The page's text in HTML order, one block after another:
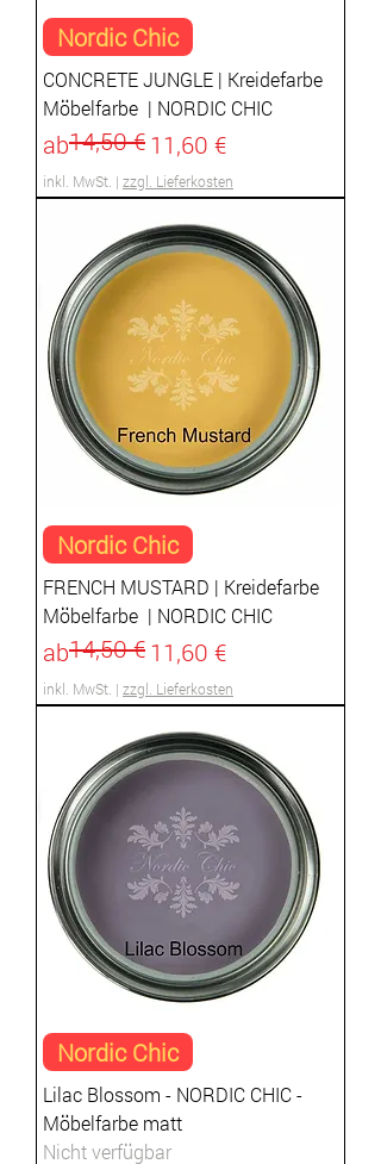
Nordic Chic
CONCRETE JUNGLE | Kreidefarbe
Möbelfarbe | NORDIC CHIC
ab
Standardpreis
14,50 €11,60 €
Sale-Preis
inkl. MwSt. | zzgl. Lieferkosten
Nordic Chic
FRENCH MUSTARD | Kreidefarbe
Möbelfarbe | NORDIC CHIC
ab
Standardpreis
14,50 €11,60 €
Sale-Preis
inkl. MwSt. | zzgl. Lieferkosten
Nordic Chic
Lilac Blossom - NORDIC CHIC -
Möbelfarbe matt
Nicht verfügbar